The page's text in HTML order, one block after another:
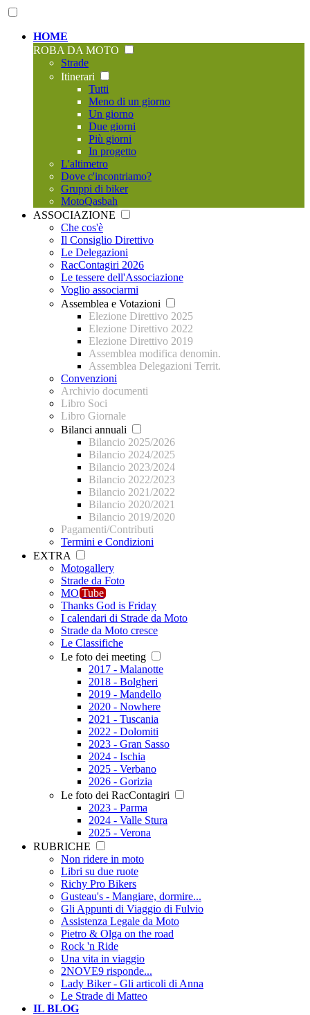
HOME
ROBA DA MOTO
Strade
Itinerari
Tutti
Meno di un giorno
Un giorno
Due giorni
Più giorni
In progetto
L'altimetro
Dove c'incontriamo?
Gruppi di biker
MotoQasbah
ASSOCIAZIONE
Che cos'è
Il Consiglio Direttivo
Le Delegazioni
RacContagiri 2026
Le tessere dell'Associazione
Voglio associarmi
Assemblea e Votazioni
Elezione Direttivo 2025
Elezione Direttivo 2022
Elezione Direttivo 2019
Assemblea modifica denomin.
Assemblea Delegazioni Territ.
Convenzioni
Archivio documenti
Libro Soci
Libro Giornale
Bilanci annuali
Bilancio 2025/2026
Bilancio 2024/2025
Bilancio 2023/2024
Bilancio 2022/2023
Bilancio 2021/2022
Bilancio 2020/2021
Bilancio 2019/2020
Pagamenti/Contributi
Termini e Condizioni
EXTRA
Motogallery
Strade da Foto
MO Tube
Thanks God is Friday
I calendari di Strade da Moto
Strade da Moto cresce
Le Classifiche
Le foto dei meeting
2017 - Malanotte
2018 - Bolgheri
2019 - Mandello
2020 - Nowhere
2021 - Tuscania
2022 - Dolomiti
2023 - Gran Sasso
2024 - Ischia
2025 - Verbano
2026 - Gorizia
Le foto dei RacContagiri
2023 - Parma
2024 - Valle Stura
2025 - Verona
RUBRICHE
Non ridere in moto
Libri su due ruote
Richy Pro Bikers
Gusteau's - Mangiare, dormire...
Gli Appunti di Viaggio di Fulvio
Assistenza Legale da Moto
Pietro & Olga on the road
Rock 'n Ride
Una vita in viaggio
2NOVE9 risponde...
Lady Biker - Gli articoli di Anna
Le Strade di Matteo
IL BLOG